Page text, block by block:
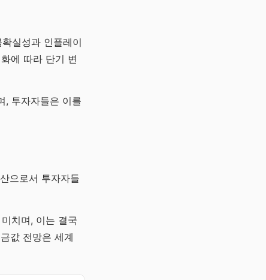
실성과 인플레이
에 따라 단기 변
, 투자자들은 이를
으로서 투자자들
치며, 이는 결국
값 전망은 세계